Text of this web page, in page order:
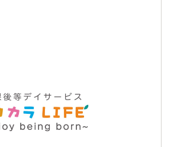
の業務はどれも大事なこと
と考えております。管理者と
の皆さんの指導を始めとする
ていただくことになります。